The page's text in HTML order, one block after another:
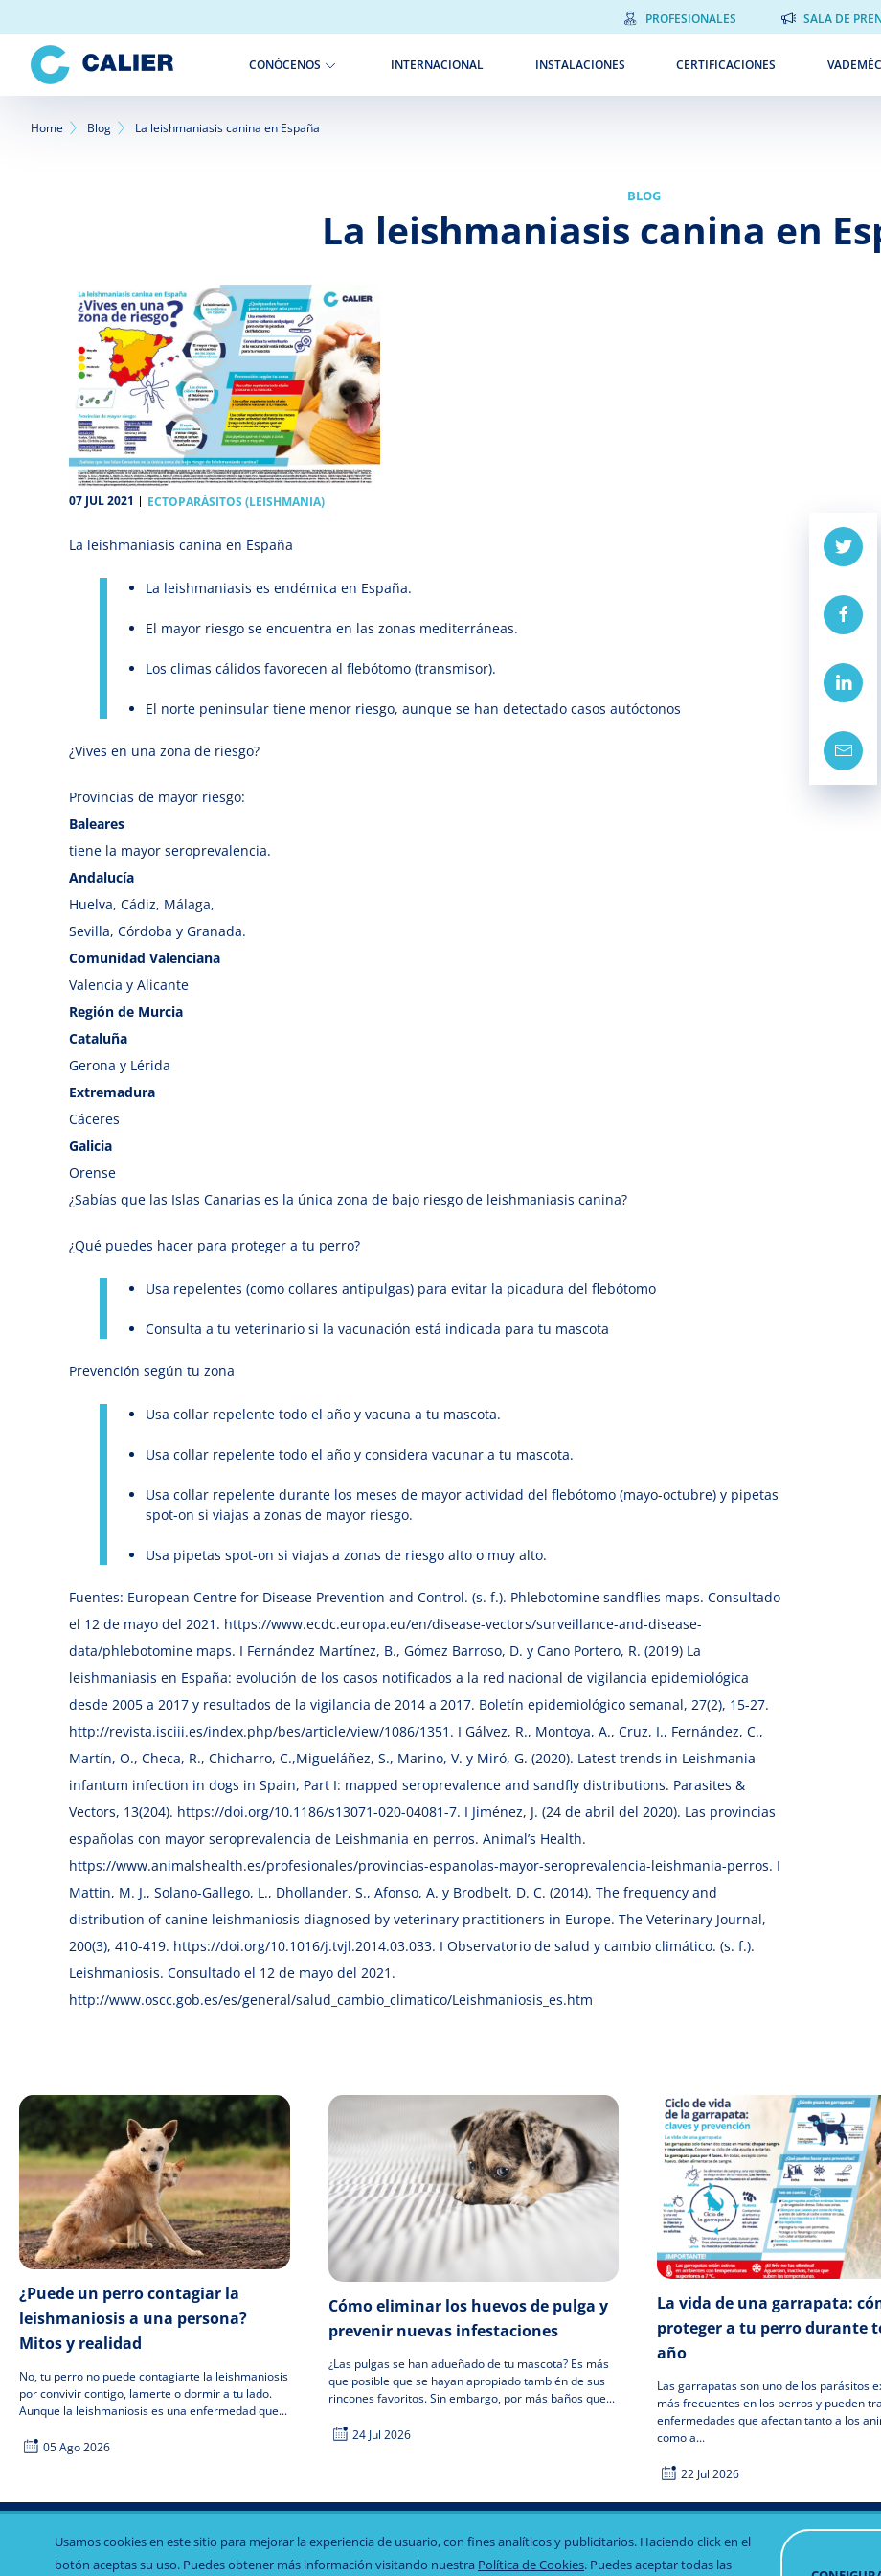
al
contenido
principal
PROFESIONALES SALA DE
CONÓCENOS INTERNACIONAL INSTALACIONES CERTIFICACIONES
Sobrescribir
navegación
Home Blog La leishmaniasis canina en España
BLOG
La leishmaniasis canina en
07 JUL 2021 ECTOPARÁSITOS (LEISHMANIA)
La leishmaniasis canina en España
La leishmaniasis es endémica en España.
El mayor riesgo se encuentra en las zonas mediterráneas.
Los climas cálidos favorecen al flebótomo (transmisor).
El norte peninsular tiene menor riesgo, aunque se han detectado casos autóctonos
¿Vives en una zona de riesgo?
Provincias de mayor riesgo:
Baleares
tiene la mayor seroprevalencia.
Andalucía
Huelva, Cádiz, Málaga,
Sevilla, Córdoba y Granada.
Comunidad Valenciana
Valencia y Alicante
Región de Murcia
Cataluña
Gerona y Lérida
Extremadura
Cáceres
Galicia
Orense
¿Sabías que las Islas Canarias es la única zona de bajo riesgo de leishmaniasis canina?
¿Qué puedes hacer para proteger a tu perro?
Usa repelentes (como collares antipulgas) para evitar la picadura del flebótomo
Consulta a tu veterinario si la vacunación está indicada para tu mascota
Prevención según tu zona
Usa collar repelente todo el año y vacuna a tu mascota.
Usa collar repelente todo el año y considera vacunar a tu mascota.
Usa collar repelente durante los meses de mayor actividad del flebótomo (mayo-octubre) y pipetas
spot-on si viajas a zonas de mayor riesgo.
Usa pipetas spot-on si viajas a zonas de riesgo alto o muy alto.
Fuentes: European Centre for Disease Prevention and Control. (s. f.). Phlebotomine sandflies maps. Consultado
el 12 de mayo del 2021. https://www.ecdc.europa.eu/en/disease-vectors/surveillance-and-disease-
data/phlebotomine maps. I Fernández Martínez, B., Gómez Barroso, D. y Cano Portero, R. (2019) La
leishmaniasis en España: evolución de los casos notificados a la red nacional de vigilancia epidemiológica
desde 2005 a 2017 y resultados de la vigilancia de 2014 a 2017. Boletín epidemiológico semanal, 27(2), 15-27.
http://revista.isciii.es/index.php/bes/article/view/1086/1351. I Gálvez, R., Montoya, A., Cruz, I., Fernández, C.,
Martín, O., Checa, R., Chicharro, C.,Migueláñez, S., Marino, V. y Miró, G. (2020). Latest trends in Leishmania
infantum infection in dogs in Spain, Part I: mapped seroprevalence and sandfly distributions. Parasites &
Vectors, 13(204). https://doi.org/10.1186/s13071-020-04081-7. I Jiménez, J. (24 de abril del 2020). Las provincias
españolas con mayor seroprevalencia de Leishmania en perros. Animal’s Health.
https://www.animalshealth.es/profesionales/provincias-espanolas-mayor-seroprevalencia-leishmania-perros. I
Mattin, M. J., Solano-Gallego, L., Dhollander, S., Afonso, A. y Brodbelt, D. C. (2014). The frequency and
distribution of canine leishmaniosis diagnosed by veterinary practitioners in Europe. The Veterinary Journal,
200(3), 410-419. https://doi.org/10.1016/j.tvjl.2014.03.033. I Observatorio de salud y cambio climático. (s. f.).
Leishmaniosis. Consultado el 12 de mayo del 2021.
http://www.oscc.gob.es/es/general/salud_cambio_climatico/Leishmaniosis_es.htm
Mail
¿Puede un perro contagiar la
leishmaniosis a una persona?
Mitos y realidad
No, tu perro no puede contagiarte la leishmaniosis
por convivir contigo, lamerte o dormir a tu lado.
Aunque la leishmaniosis es una enfermedad que...
05 Ago 2026
Cómo eliminar los huevos de pulga y
prevenir nuevas infestaciones
¿Las pulgas se han adueñado de tu mascota? Es más
que posible que se hayan apropiado también de sus
rincones favoritos. Sin embargo, por más baños que...
24 Jul 2026
La vida de una garrapata:
proteger a tu perro durante
año
Las garrapatas son uno de los parásitos
más frecuentes en los perros y pueden
enfermedades que afectan tanto a los
como a...
22 Jul 2026
Aviso legal Política de privacidad Política de cookies
Usamos cookies en este sitio para mejorar la experiencia de usuario, con fines analíticos y publicitarios. Haciendo click en el
botón aceptas su uso. Puedes obtener más información visitando nuestra Política de Cookies. Puedes aceptar todas las